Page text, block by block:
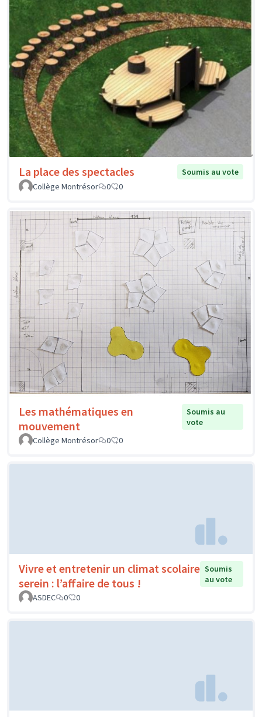
La place des spectacles
Soumis au vote
Collège Montrésor
0 0
Les mathématiques en
mouvement
Soumis au
vote
Collège Montrésor
0 0
Vivre et entretenir un climat scolaire
serein : l’affaire de tous !
Soumis
au vote
ASDEC
0 0